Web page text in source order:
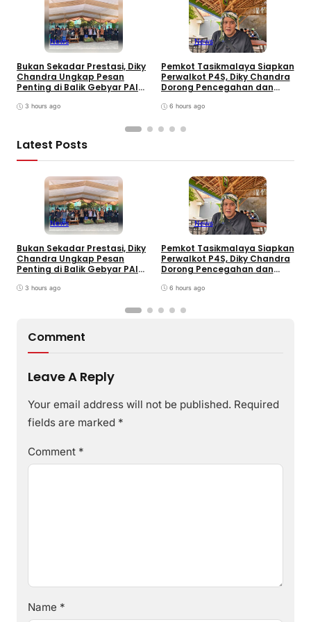
News
Bukan Sekadar Prestasi, Diky
Chandra Ungkap Pesan
Penting di Balik Gebyar PAI
3 hours ago
News
Pemkot Tasikmalaya Siapkan
Perwalkot P4S, Diky Chandra
Dorong Pencegahan dan
6 hours ago
Latest Posts
News
Bukan Sekadar Prestasi, Diky
Chandra Ungkap Pesan
Penting di Balik Gebyar PAI
3 hours ago
News
Pemkot Tasikmalaya Siapkan
Perwalkot P4S, Diky Chandra
Dorong Pencegahan dan
6 hours ago
Comment
Leave A Reply
Your email address will not be published. Required
fields are marked *
Comment *
Name *